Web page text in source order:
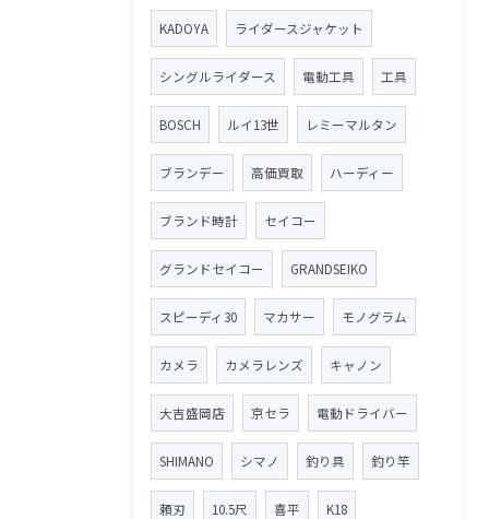
KADOYA ライダースジャケット
シングルライダース 電動工具 工具
BOSCH ルイ13世 レミーマルタン
ブランデー 高価買取 ハーディー
ブランド時計 セイコー
グランドセイコー GRANDSEIKO
スピーディ30 マカサー モノグラム
カメラ カメラレンズ キャノン
大吉盛岡店 京セラ 電動ドライバー
SHIMANO シマノ 釣り具 釣り竿
頼刃 10.5尺 喜平 K18